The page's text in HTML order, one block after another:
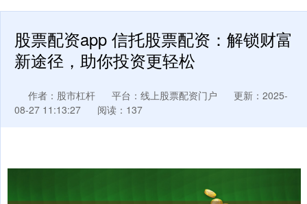
股票配资app 信托股票配资：解锁财富
新途径，助你投资更轻松
作者：股市杠杆 平台：线上股票配资门户
更新：2025-
08-27 11:13:27
阅读：137